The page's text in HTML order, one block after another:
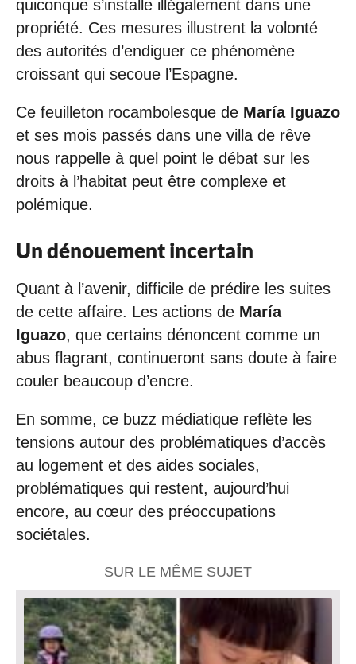
quiconque s’installe illégalement dans une
propriété. Ces mesures illustrent la volonté
des autorités d’endiguer ce phénomène
croissant qui secoue l’Espagne.
Ce feuilleton rocambolesque de María Iguazo
et ses mois passés dans une villa de rêve
nous rappelle à quel point le débat sur les
droits à l’habitat peut être complexe et
polémique.
Un dénouement incertain
Quant à l’avenir, difficile de prédire les suites
de cette affaire. Les actions de María
Iguazo, que certains dénoncent comme un
abus flagrant, continueront sans doute à faire
couler beaucoup d’encre.
En somme, ce buzz médiatique reflète les
tensions autour des problématiques d’accès
au logement et des aides sociales,
problématiques qui restent, aujourd’hui
encore, au cœur des préoccupations
sociétales.
SUR LE MÊME SUJET